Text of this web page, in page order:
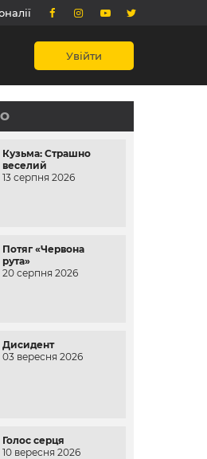
Увійти
Кузьма: Страшно
веселий
13 серпня 2026
Потяг «Червона
рута»
20 серпня 2026
Дисидент
03 вересня 2026
Голос серця
10 вересня 2026